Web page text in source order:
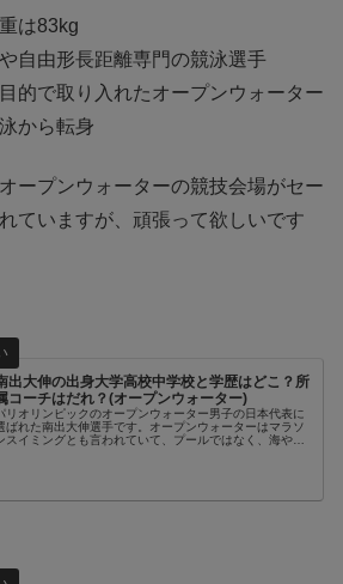
は83kg
自由形長距離専門の競泳選手
的で取り入れたオープンウォーター
から転身
ープンウォーターの競技会場がセー
ていますが、頑張って欲しいです
出大伸の出身大学高校中学校と学歴はどこ？所
コーチはだれ？(オープンウォーター)
リオリンピックのオープンウォーター男子の日本代表に
ばれた南出大伸選手です。オープンウォーターはマラソ
スイミングとも言われていて、プールではなく、海や